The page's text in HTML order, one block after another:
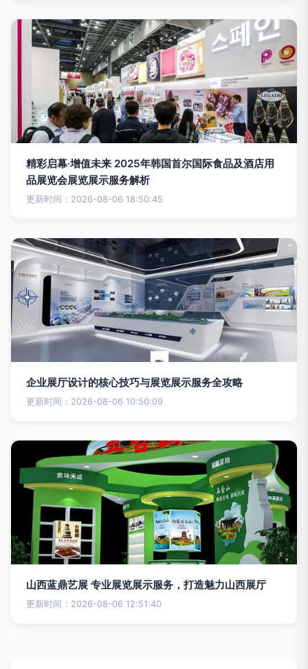
精彩启幕·增值未来 2025年韩国首尔国际食品及酒店用
品展览会展览展示服务解析
更新时间：2026-08-06 18:50:45
企业展厅设计的核心技巧与展览展示服务全攻略
更新时间：2026-08-06 10:50:09
山西蓝鼎艺展 专业展览展示服务，打造魅力山西展厅
更新时间：2026-08-06 12:51:40